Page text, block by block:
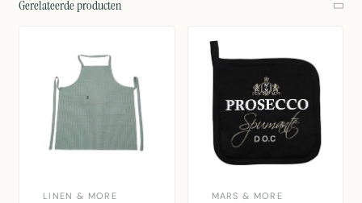
Gerelateerde producten
LINEN & MORE MARS & MORE